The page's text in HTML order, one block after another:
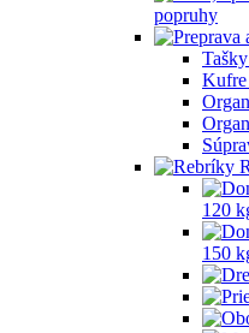
popruhy
Kufre
120
150